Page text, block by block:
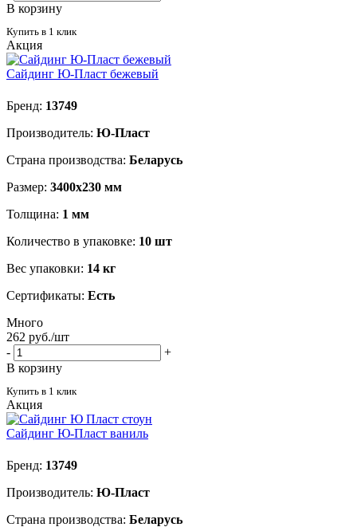
В корзину
Купить в 1 клик
Акция
Сайдинг Ю-Пласт бежевый
Бренд: 13749
Производитель: Ю-Пласт
Страна производства: Беларусь
Размер: 3400х230 мм
Толщина: 1 мм
Количество в упаковке: 10 шт
Вес упаковки: 14 кг
Сертификаты: Есть
Много
262 руб./шт
-
+
В корзину
Купить в 1 клик
Акция
Сайдинг Ю-Пласт ваниль
Бренд: 13749
Производитель: Ю-Пласт
Страна производства: Беларусь